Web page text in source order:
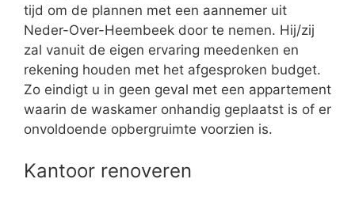
tijd om de plannen met een aannemer uit
Neder-Over-Heembeek door te nemen. Hij/zij
zal vanuit de eigen ervaring meedenken en
rekening houden met het afgesproken budget.
Zo eindigt u in geen geval met een appartement
waarin de waskamer onhandig geplaatst is of er
onvoldoende opbergruimte voorzien is.
Kantoor renoveren